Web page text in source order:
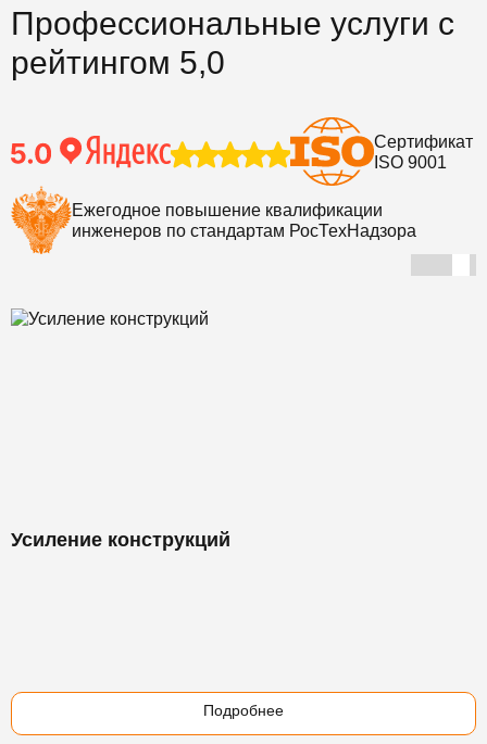
Профессиональные услуги c
рейтингом 5,0
Сертификат
ISO 9001
Ежегодное повышение квалификации
инженеров по стандартам РосТехНадзора
Усиление конструкций
Подробнее